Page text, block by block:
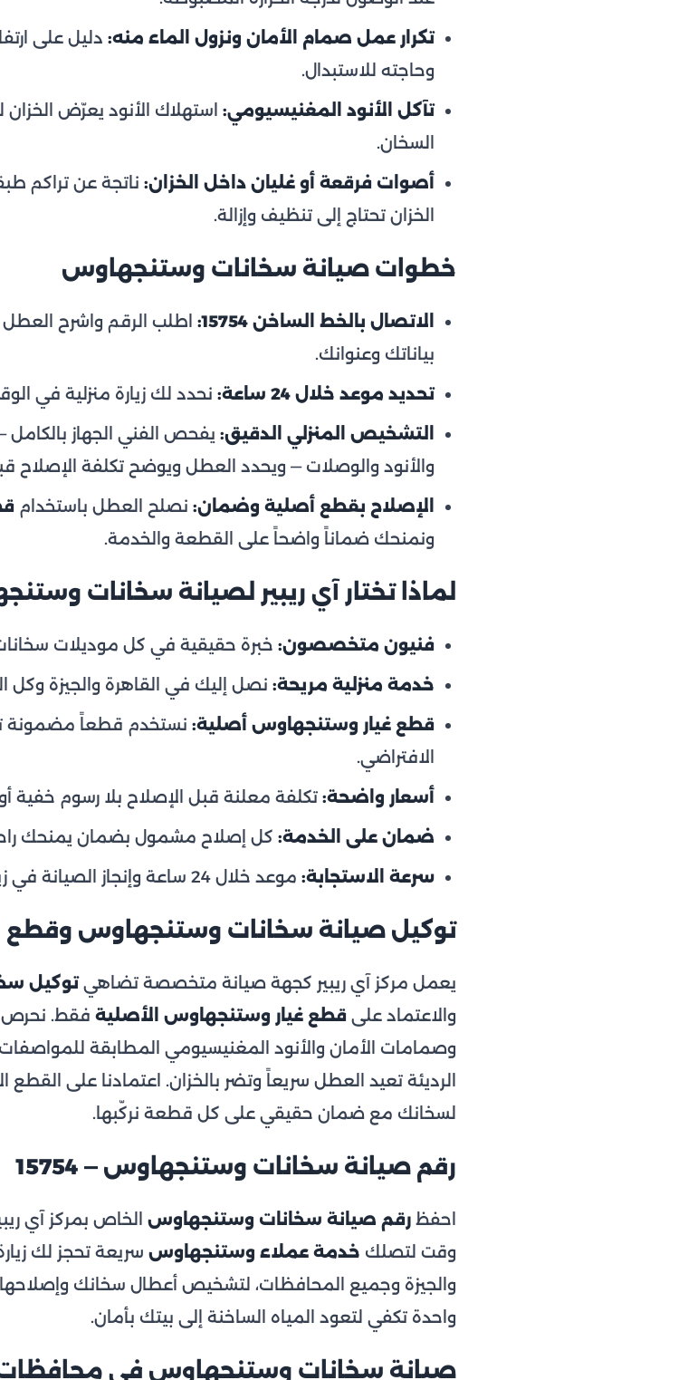
تكرار عمل صمام الأمان ونزول الماء منه: دليل على
وحاجته للاستبدال.
تآكل الأنود المغنيسيومي: استهلاك الأنود يعرّض
السخان.
أصوات فرقعة أو غليان داخل الخزان: ناتجة عن تراكم
الخزان تحتاج إلى تنظيف وإزالة.
خطوات صيانة سخانات وستنجهاوس
الاتصال بالخط الساخن 15754:
اطلب الرقم واشرح
بياناتك وعنوانك.
تحديد موعد خلال 24 ساعة:
نحدد لك زيارة منزلية في
التشخيص المنزلي الدقيق: يفحص الفني الجهاز
والأنود والوصلات — ويحدد العطل ويوضح تكلفة الإصلاح
الإصلاح بقطع أصلية وضمان: نصلح العطل باستخدام
ونمنحك ضماناً واضحاً على القطعة والخدمة.
لماذا تختار آي ريبير لصيانة سخانات
فنيون متخصصون: خبرة حقيقية في كل موديلات سخانات
خدمة منزلية مريحة: نصل إليك في القاهرة والجيزة وكل
قطع غيار وستنجهاوس أصلية: نستخدم قطعاً مضمونة
الافتراضي.
أسعار واضحة: تكلفة معلنة قبل الإصلاح بلا رسوم خفية
ضمان على الخدمة: كل إصلاح مشمول بضمان يمنحك
سرعة الاستجابة: موعد خلال 24 ساعة وإنجاز الصيانة في زيارة واحدة كلما أمكن.
توكيل صيانة سخانات وستنجهاوس وقطع
يعمل مركز آي ريبير كجهة صيانة متخصصة تضاهيتوكيل
والاعتماد على قطع غيار وستنجهاوس الأصلية فقط. نحرص
وصمامات الأمان والأنود المغنيسيومي المطابقة للمواصفات
الرديئة تعيد العطل سريعاً وتضر بالخزان. اعتمادنا على
لسخانك مع ضمان حقيقي على كل قطعة نركّبها.
رقم صيانة سخانات وستنجهاوس — 15754
احفظ رقم صيانة سخانات وستنجهاوس الخاص بمركز آي
وقت لتصلك خدمة عملاء وستنجهاوس سريعة تحجز لك
والجيزة وجميع المحافظات، لتشخيص أعطال سخانك
واحدة تكفي لتعود المياه الساخنة إلى بيتك بأمان.
صيانة سخانات وستنجهاوس في